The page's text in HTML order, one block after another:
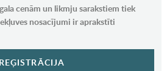
cenām un likmju sarakstiem tiek
nosacījumi ir aprakstīti
REĢISTRĀCIJA